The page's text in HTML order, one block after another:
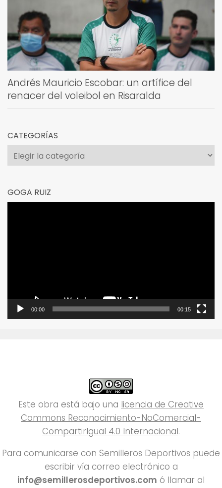
Andrés Mauricio Escobar: un artífice del
renacer del voleibol en Risaralda
CATEGORÍAS
Categorías
GOGA RUIZ
00:00 00:15
Este obra está bajo una licencia de Creative
Commons Reconocimiento-NoComercial-
CompartirIgual 4.0 Internacional.
Para comunicarse con Semilleros Deportivos puede
escribir vía correo electrónico a
info@semillerosdeportivos.com ó llamar al